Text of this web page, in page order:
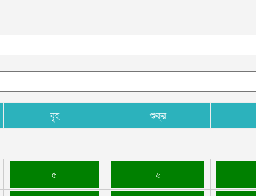
বৃহ শুক্র
৫ ৬